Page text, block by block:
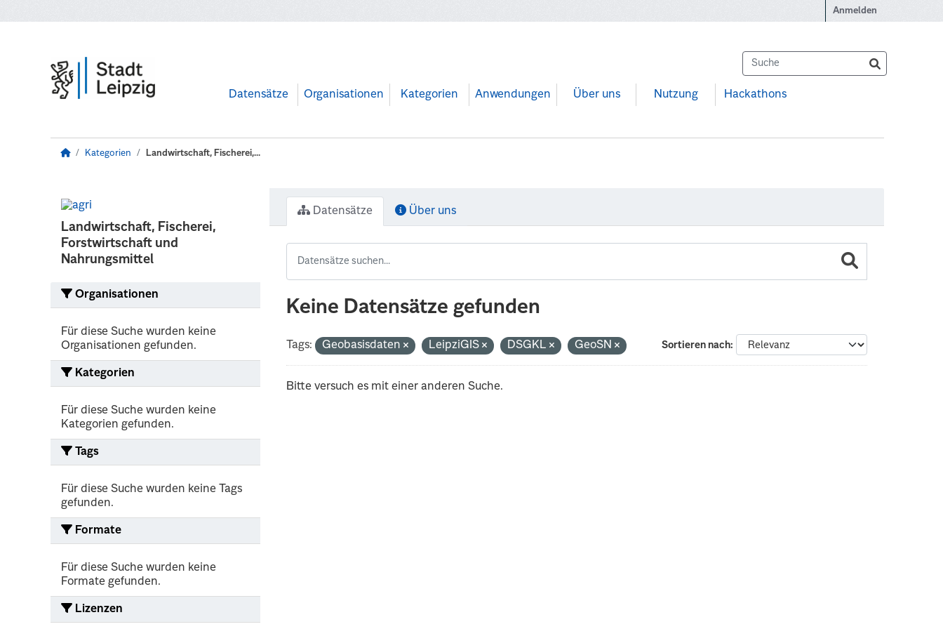
Anmelden
Datensätze Organisationen Kategorien Anwendungen Über uns Nutzung Hackathons
Kategorien Landwirtschaft, Fischerei,...
Landwirtschaft, Fischerei,
Forstwirtschaft und
Nahrungsmittel
Organisationen
Für diese Suche wurden keine
Organisationen gefunden.
Kategorien
Für diese Suche wurden keine
Kategorien gefunden.
Tags
Für diese Suche wurden keine Tags
gefunden.
Formate
Für diese Suche wurden keine
Formate gefunden.
Lizenzen
Datensätze Über uns
Keine Datensätze gefunden
Sortieren nach
Tags: Geobasisdaten LeipziGIS DSGKL GeoSN
Bitte versuch es mit einer anderen Suche.